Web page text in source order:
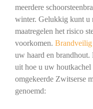
meerdere
winter. Gelukkig kunt u
maatregelen het risico
voorkomen. Brandveilig
uw haard en
uit hoe u uw
omgekeerde Zwitserse
genoemd: